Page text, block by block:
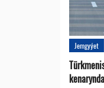
Jemgyýet